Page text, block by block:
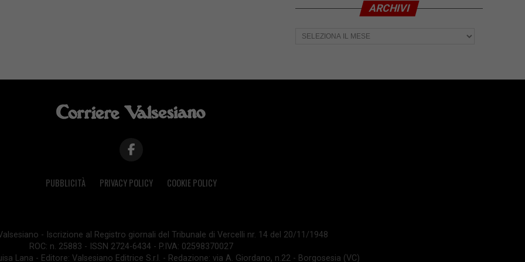
ARCHIVI
Archivi
PUBBLICITÀ PRIVACY POLICY COOKIE POLICY
- Iscrizione al Registro giornali del Tribunale di Vercelli nr. 14 del 20/11/1948
ROC: n. 25883 - ISSN 2724-6434 - P.IVA: 02598370027
Lana - Editore: Valsesiano Editrice S.r.l. - Redazione: via A. Giordano, n.22 - Borgosesia (VC)